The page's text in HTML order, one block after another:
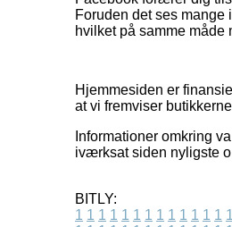
Foruden det ses
hvilket på samme måde
Hjemmesiden er
at vi fremviser
Informationer omkring
iværksat siden nyligste
BITLY:
1 1 1 1 1 1 1 1 1 1 1 1 1